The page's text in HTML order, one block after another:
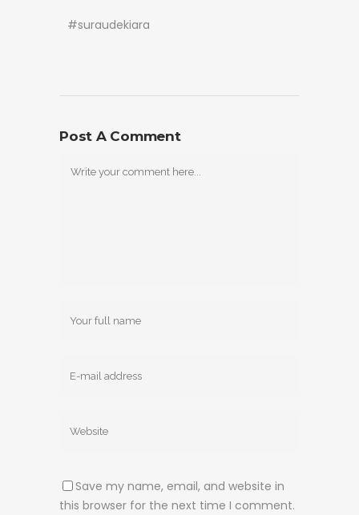
#suraudekiara
Post A Comment
Save my name, email, and website in
this browser for the next time I comment.